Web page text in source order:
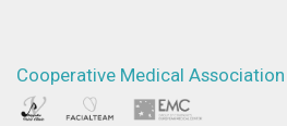
Cooperative Medical Association